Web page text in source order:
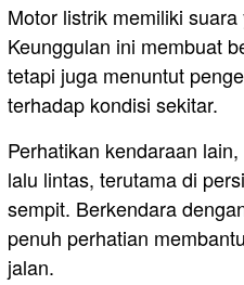
Motor listrik memiliki
Keunggulan ini membuat
tetapi juga menuntut
terhadap kondisi sekitar.
Perhatikan kendaraan
lalu lintas, terutama di
sempit. Berkendara
penuh perhatian
jalan.